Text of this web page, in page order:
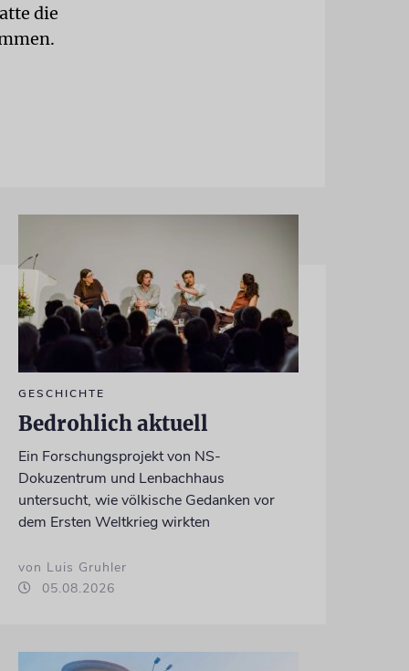
die
GESCHICHTE
Bedrohlich aktuell
Ein Forschungsprojekt von NS-
Dokuzentrum und Lenbachhaus
untersucht, wie völkische Gedanken vor
dem Ersten Weltkrieg wirkten
von Luis Gruhler
05.08.2026